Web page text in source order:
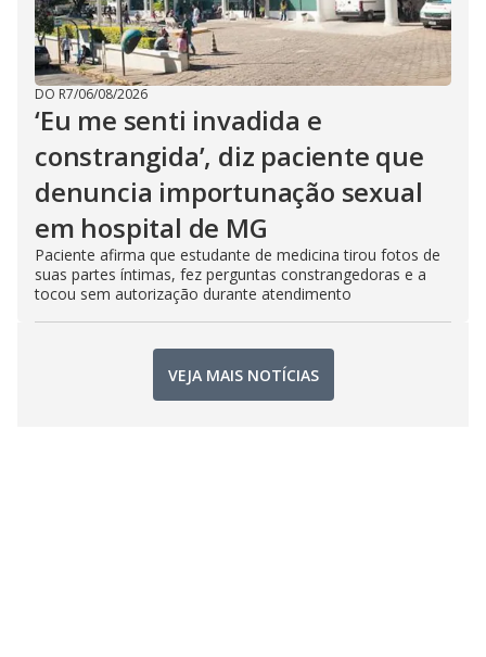
DO R7/06/08/2026
‘Eu me senti invadida e
constrangida’, diz paciente que
denuncia importunação sexual
em hospital de MG
Paciente afirma que estudante de medicina tirou fotos de
suas partes íntimas, fez perguntas constrangedoras e a
tocou sem autorização durante atendimento
VEJA MAIS NOTÍCIAS